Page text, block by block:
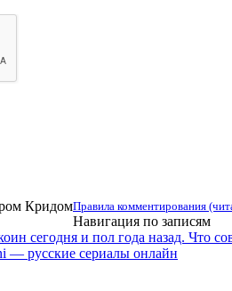
Правила комментирования
Кридом
Навигация по записям
сегодня и пол года назад. Что
— русские сериалы онлайн